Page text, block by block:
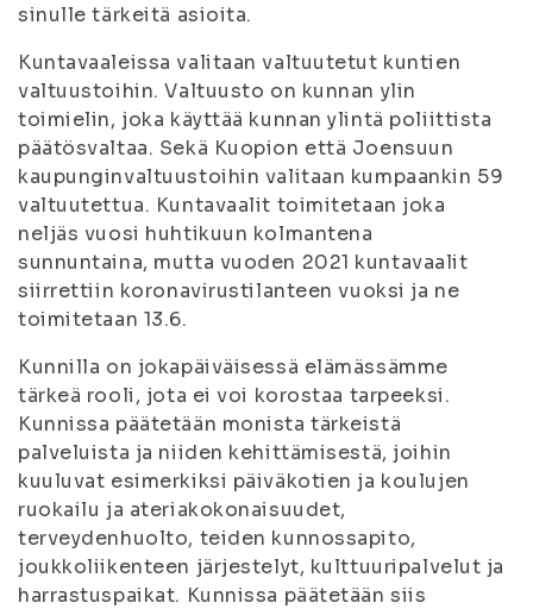
sinulle tärkeitä asioita.
Kuntavaaleissa valitaan valtuutetut kuntien
valtuustoihin. Valtuusto on kunnan ylin
toimielin, joka käyttää kunnan ylintä poliittista
päätösvaltaa. Sekä Kuopion että Joensuun
kaupunginvaltuustoihin valitaan kumpaankin 59
valtuutettua. Kuntavaalit toimitetaan joka
neljäs vuosi huhtikuun kolmantena
sunnuntaina, mutta vuoden 2021 kuntavaalit
siirrettiin koronavirustilanteen vuoksi ja ne
toimitetaan 13.6.
Kunnilla on jokapäiväisessä elämässämme
tärkeä rooli, jota ei voi korostaa tarpeeksi.
Kunnissa päätetään monista tärkeistä
palveluista ja niiden kehittämisestä, joihin
kuuluvat esimerkiksi päiväkotien ja koulujen
ruokailu ja ateriakokonaisuudet,
terveydenhuolto, teiden kunnossapito,
joukkoliikenteen järjestelyt, kulttuuripalvelut ja
harrastuspaikat. Kunnissa päätetään siis